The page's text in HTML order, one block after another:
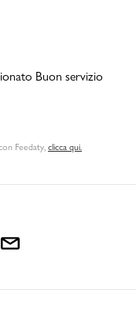
Buon servizio
Feedaty clicca qui.